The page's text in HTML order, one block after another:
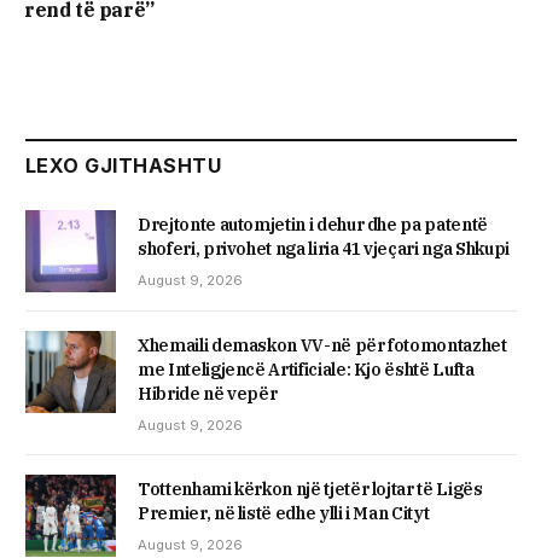
rend të parë”
LEXO GJITHASHTU
Drejtonte automjetin i dehur dhe pa patentë
shoferi, privohet nga liria 41 vjeçari nga Shkupi
August 9, 2026
Xhemaili demaskon VV-në për fotomontazhet
me Inteligjencë Artificiale: Kjo është Lufta
Hibride në vepër
August 9, 2026
Tottenhami kërkon një tjetër lojtar të Ligës
Premier, në listë edhe ylli i Man Cityt
August 9, 2026